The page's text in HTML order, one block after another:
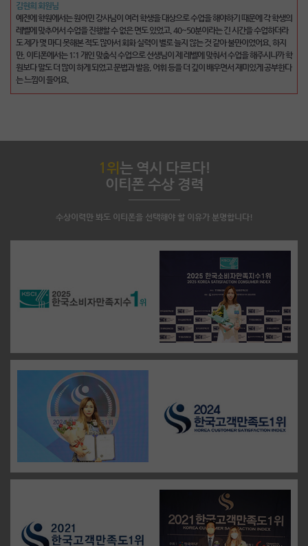
이명준 회원님
처음에 전화영어라는 새로운 도전을 한다고 했을 때 두려움이 많이 있었지만, 친절한 강사님
덕분에 많이 배우게 된 것 같습니다. 물론 아직 많이 부족하여 다음 달도 진행해야겠지만 항상
친절하게 대해주시는 강사님들께 고맙다는 말씀을 드리고 싶네요. 제가 할 말을 찾지 못해 머
뭇거릴 때마다 용기를 주시고 적절한 어휘를 찾아 알려주셔서 도움이 많이 되었어요. 특히 처
음 시작하는 저같은 분들은 영어로만 수업한다는게 쉽지 않은데 이티폰 강사님들은 친절하게
도와주시기 때문에 두려움 없이 용기내서 영어공부를 계속해 나갈 수 있는 것 같아요.
김현희 회원님
예전에 학원에서는 원어민 강사님이 여러 학생을 대상으로 수업을 해야하기 때문에 각 학생의
레벨에 맞추어서 수업을 진행할 수 없은 면도 있었고, 40~50분이라는 긴 시간을 수업하더라
도 제가 몇 마디 못해본 적도 많아서 회화 실력이 별로 늘지 않는 것 같아 불만이었어요. 하지
만, 이티폰에서는 1:1 개인 맞춤식 수업으로 선생님이 제 레벨에 맞춰서 수업을 해주시니까 학
원보다 말도 더 많이 하게 되었고 문법과 발음, 어휘 등을 더 깊이 배우면서 재미있게 공부한다
는 느낌이 들어요.
1위 는 역시 다르다!
이티폰 수상 경력
수상이력만 봐도 이티폰을 선택해야 할 이유가 분명합니다!